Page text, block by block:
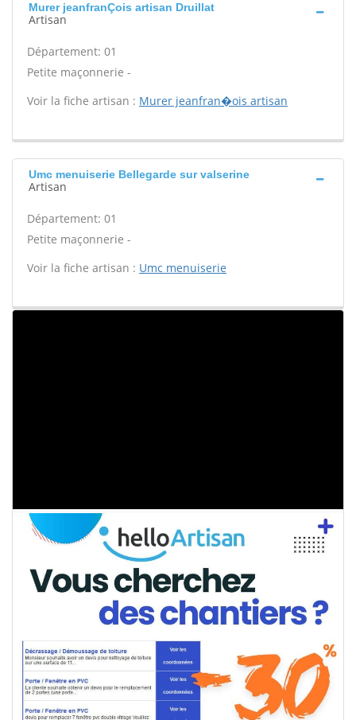
Murer jeanfranÇois artisan Druillat
Artisan
Département: 01
Petite maçonnerie -
Voir la fiche artisan : Murer jeanfran�ois artisan
Umc menuiserie Bellegarde sur valserine
Artisan
Département: 01
Petite maçonnerie -
Voir la fiche artisan : Umc menuiserie